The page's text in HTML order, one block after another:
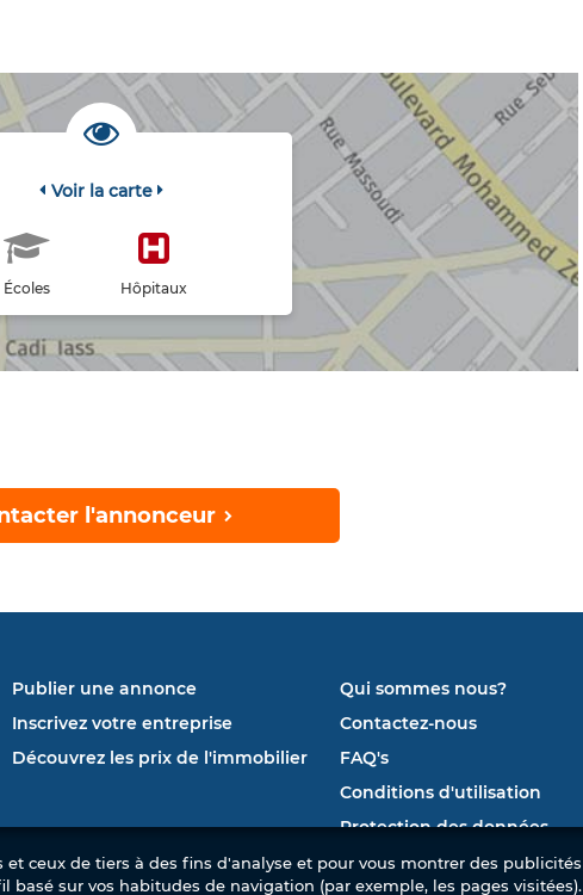
Voir la carte
Écoles Hôpitaux
l'annonceur
Publier une annonce
Inscrivez votre entreprise
Découvrez les prix de l'immobilier
Qui sommes nous?
Contactez-nous
FAQ's
Conditions d'utilisation
Protection des données
et ceux de tiers à des fins d'analyse et pour vous montrer des publicités
basé sur vos habitudes de navigation (par exemple, les pages visitées).